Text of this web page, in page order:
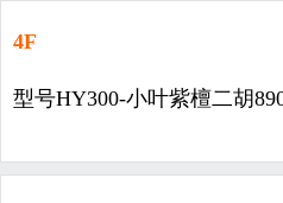
4F
型号HY300-小叶紫檀二胡